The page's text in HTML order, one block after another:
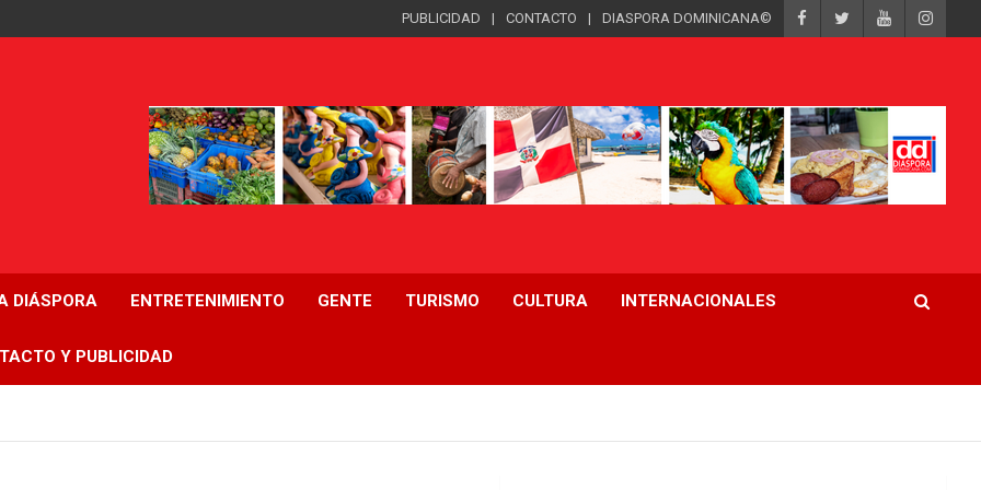
PUBLICIDAD CONTACTO DIASPORA DOMINICANA©
DIÁSPORA ENTRETENIMIENTO GENTE TURISMO CULTURA INTERNACIONALES
Y PUBLICIDAD